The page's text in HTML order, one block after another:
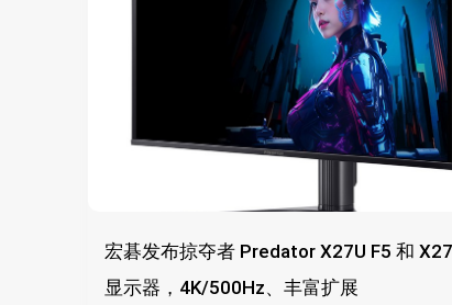
宏碁发布掠夺者 Predator X27U F5 和
显示器，4K/500Hz、丰富扩展